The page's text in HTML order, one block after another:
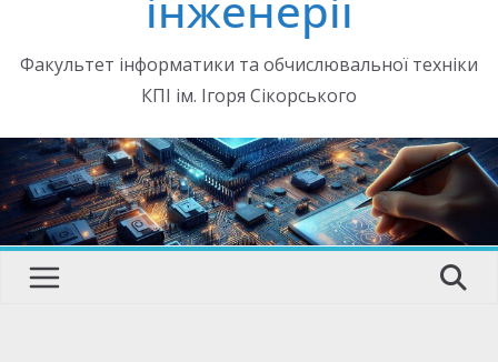
Факультет інформатики та обчислювальної техніки
КПІ ім. Ігоря Сікорського